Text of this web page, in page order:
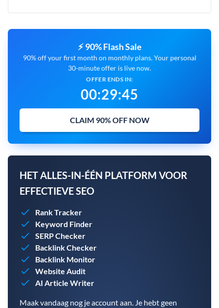
⚡ 90% Flash Sale
90% off your first month on monthly plans. Your personal
30-minute offer is live now.
OFFER ENDS IN:
00:29:45
CLAIM 90% OFF NOW
HET ALLES-IN-ÉÉN PLATFORM VOOR
EFFECTIEVE SEO
Rank Tracker
Keyword Finder
SERP Checker
Backlink Checker
Backlink Monitor
Website Audit
AI Article Writer
Maak vandaag nog je account aan. Je hebt geen